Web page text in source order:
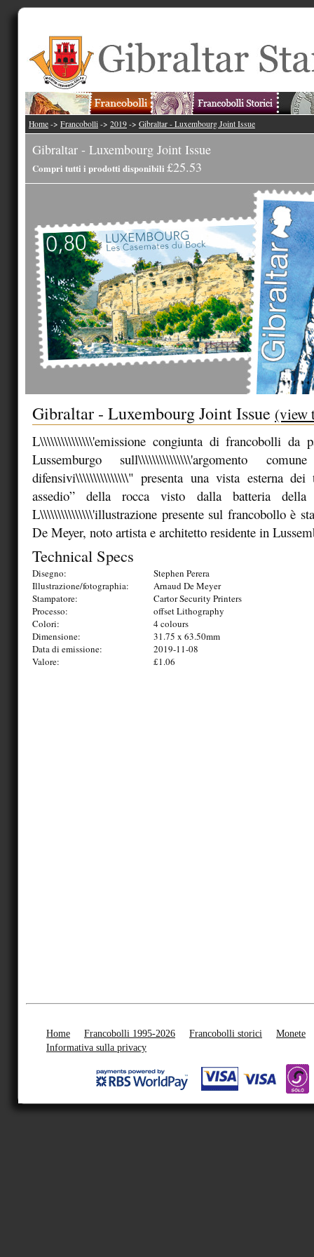
Home -> Francobolli -> 2019 -> Gibraltar - Luxembourg Joint Issue
Gibraltar - Luxembourg Joint Issue
Compri tutti i prodotti disponibili £25.53
Gibraltar - Luxembourg Joint Issue (view
L\\\\\\\\\\\\\\\'emissione congiunta di francobolli da
Lussemburgo sull\\\\\\\\\\\\\\\'argomento
difensivi\\\\\\\\\\\\\\\" presenta una vista esterna dei
assedio” della rocca visto dalla batteria della
L\\\\\\\\\\\\\\\'illustrazione presente sul francobollo è
De Meyer, noto artista e architetto residente in
Technical Specs
Disegno:
Stephen Perera
Illustrazione/fotographia:
Arnaud De Meyer
Stampatore:
Cartor Security Printers
Processo:
offset Lithography
Colori:
4 colours
Dimensione:
31.75 x 63.50mm
Data di emissione:
2019-11-08
Valore:
£1.06
Home Francobolli 1995-2026 Francobolli storici
Monete
Informativa sulla privacy